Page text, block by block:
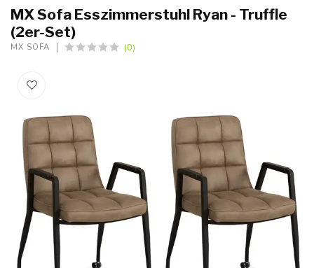
MX Sofa Esszimmerstuhl Ryan - Truffle
(2er-Set)
MX SOFA (0)